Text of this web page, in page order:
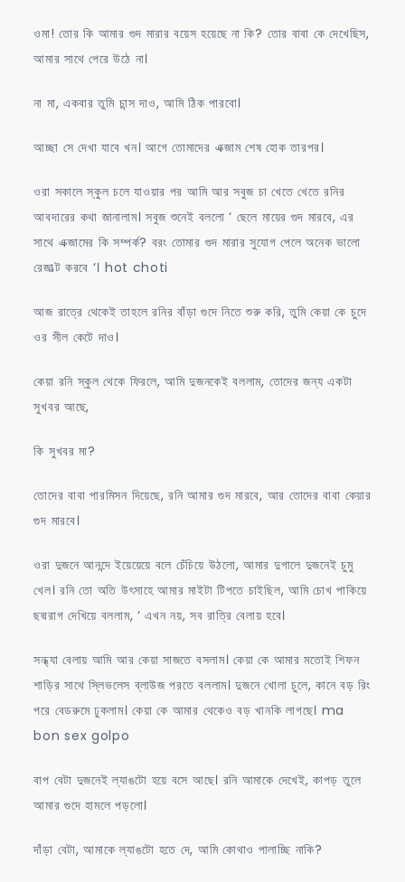
ওমা! তোর কি আমার গুদ মারার বয়েস হয়েছে না কি? তোর বাবা কে দেখেছিস,
আমার সাথে পেরে উঠে না।
না মা, একবার তুমি চান্স দাও, আমি ঠিক পারবো।
আচ্ছা সে দেখা যাবে খন। আগে তোমাদের এক্জাম শেষ হোক তারপর।
ওরা সকালে স্কুল চলে যাওয়ার পর আমি আর সবুজ চা খেতে খেতে রনির
আবদারের কথা জানালাম। সবুজ শুনেই বললো ‘ ছেলে মায়ের গুদ মারবে, এর
সাথে এক্জামের কি সম্পর্ক? বরং তোমার গুদ মারার সুযোগ পেলে অনেক ভালো
রেজাল্ট করবে ‘। hot choti
আজ রাত্রে থেকেই তাহলে রনির বাঁড়া গুদে নিতে শুরু করি, তুমি কেয়া কে চুদে
ওর সীল কেটে দাও।
কেয়া রনি স্কুল থেকে ফিরলে, আমি দুজনকেই বললাম, তোদের জন্য একটা
সুখবর আছে,
কি সুখবর মা?
তোদের বাবা পারমিসন দিয়েছে, রনি আমার গুদ মারবে, আর তোদের বাবা কেয়ার
গুদ মারবে।
ওরা দুজনে আনন্দে ইয়েয়েয়ে বলে চেঁচিয়ে উঠলো, আমার দুগালে দুজনেই চুমু
খেল। রনি তো অতি উৎসাহে আমার মাইটা টিপতে চাইছিল, আমি চোখ পাকিয়ে
ছদ্মরাগ দেখিয়ে বললাম, ‘ এখন নয়, সব রাত্রি বেলায় হবে।
সন্ধ্যা বেলায় আমি আর কেয়া সাজতে বসলাম। কেয়া কে আমার মতোই শিফন
শাড়ির সাথে স্লিভলেস ব্লাউজ পরতে বললাম। দুজনে খোলা চুলে, কানে বড় রিং
পরে বেডরুমে ঢুকলাম। কেয়া কে আমার থেকেও বড় খানকি লাগছে। ma
bon sex golpo
বাপ বেটা দুজনেই ল্যাঙটো হয়ে বসে আছে। রনি আমাকে দেখেই, কাপড় তুলে
আমার গুদে হামলে পড়লো।
দাঁড়া বেটা, আমাকে ল্যাঙটো হতে দে, আমি কোথাও পালাচ্ছি নাকি?